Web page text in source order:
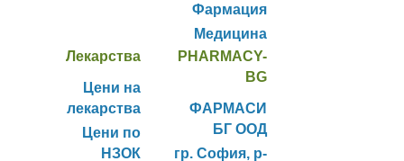
Фармация
Медицина
Лекарства
Цени на
лекарства
Цени по
НЗОК
PHARMACY-
BG
ФАРМАСИ
БГ ООД
гр. София, р-